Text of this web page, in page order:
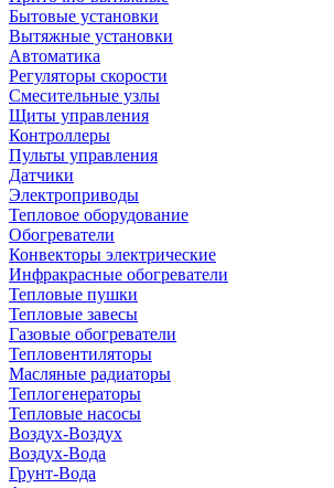
Бытовые установки
Вытяжные установки
Автоматика
Регуляторы скорости
Смесительные узлы
Щиты управления
Контроллеры
Пульты управления
Датчики
Электроприводы
Тепловое оборудование
Обогреватели
Конвекторы электрические
Инфракрасные обогреватели
Тепловые пушки
Тепловые завесы
Газовые обогреватели
Тепловентиляторы
Масляные радиаторы
Теплогенераторы
Тепловые насосы
Воздух-Воздух
Воздух-Вода
Грунт-Вода